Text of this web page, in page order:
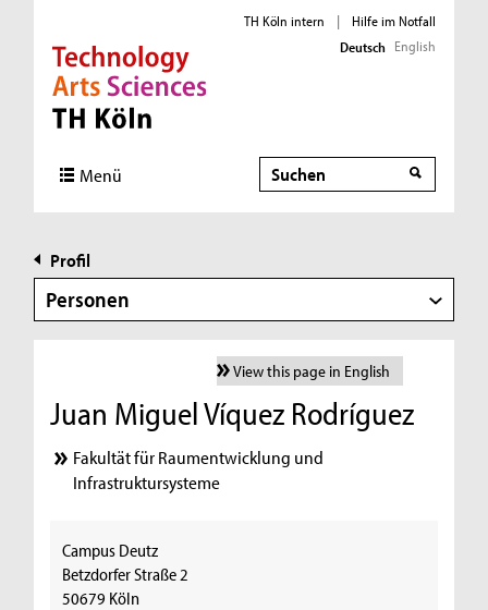
Direkt zur Hauptnavigation
Direkt zur Subnavigation
Direkt zum Inhalt
Direkt zum Fußbereich
TH Köln intern |
Hilfe im Notfall
Deutsch English
Menü Suche
Profil
Personen
View this page in English
Juan Miguel Víquez Rodríguez
Fakultät für Raumentwicklung und
Infrastruktursysteme
Campus Deutz
Betzdorfer Straße 2
50679 Köln